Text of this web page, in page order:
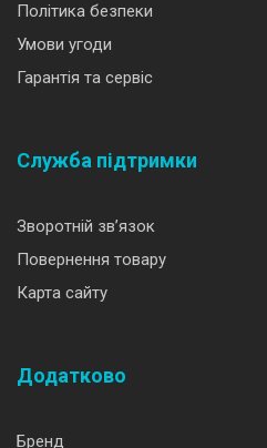
Політика безпеки
Умови угоди
Гарантія та сервіс
Служба підтримки
Зворотній зв’язок
Повернення товару
Карта сайту
Додатково
Бренд